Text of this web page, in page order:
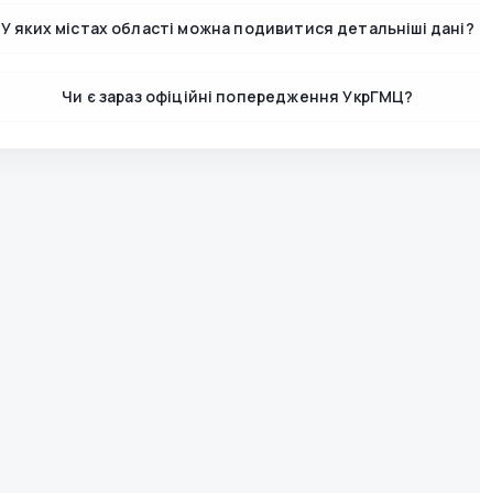
У яких містах області можна подивитися детальніші дані?
Чи є зараз офіційні попередження УкрГМЦ?